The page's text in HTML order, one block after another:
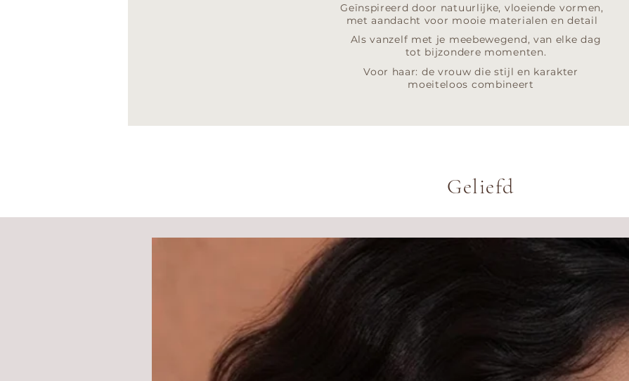
Geïnspireerd door natuurlijke, vloeiende vormen,
met aandacht voor mooie materialen en detail
Als vanzelf met je meebewegend, van elke dag
tot bijzondere momenten.
Voor haar: de vrouw die stijl en karakter
moeiteloos combineert
Geliefd